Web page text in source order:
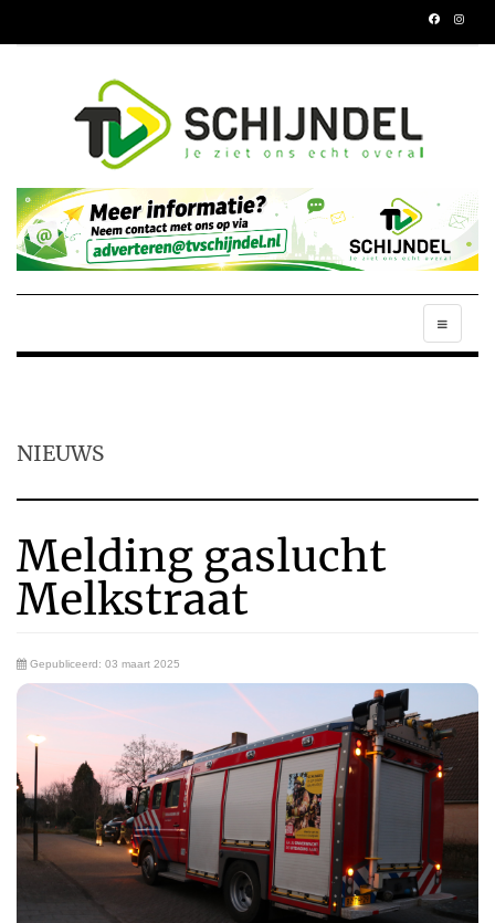
NIEUWS
Melding gaslucht
Melkstraat
Gepubliceerd: 03 maart 2025